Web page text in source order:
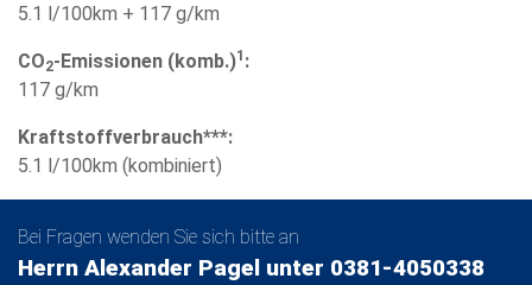
5.1 l/100km + 117 g/km
CO2-Emissionen (komb.)1 :
117 g/km
Kraftstoffverbrauch***:
5.1 l/100km (kombiniert)
Bei Fragen wenden Sie sich bitte an
Herrn Alexander Pagel unter 0381-4050338